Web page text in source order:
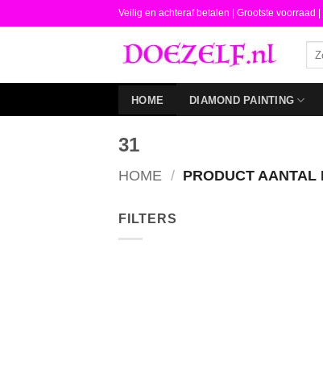
naar
Veilig en achteraf betalen | Grootste voorraad
HOME DIAMOND PAINTING
31
HOME / PRODUCT AANTAL
FILTERS